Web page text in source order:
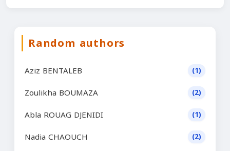
Random authors
Aziz BENTALEB (1)
Zoulikha BOUMAZA (2)
Abla ROUAG DJENIDI (1)
Nadia CHAOUCH (2)